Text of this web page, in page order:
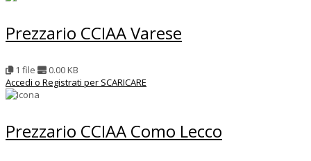
Prezzario CCIAA Varese
1 file
0.00 KB
Accedi o Registrati per SCARICARE
Prezzario CCIAA Como Lecco